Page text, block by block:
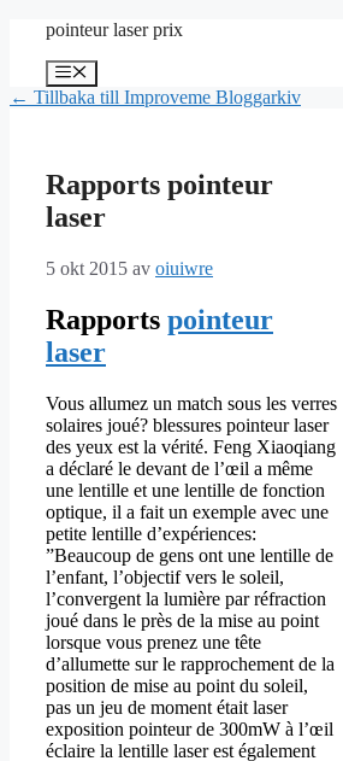
Hoppa
innehåll
pointeur laser prix
Meny
← Tillbaka till Improveme Bloggarkiv
Rapports pointeur
laser
5 okt 2015 av oiuiwre
Rapports pointeur
laser
Vous allumez un match sous les verres
solaires joué? blessures pointeur laser
des yeux est la vérité. Feng Xiaoqiang
a déclaré le devant de l’œil a même
une lentille et une lentille de fonction
optique, il a fait un exemple avec une
petite lentille d’expériences:
”Beaucoup de gens ont une lentille de
l’enfant, l’objectif vers le soleil,
l’convergent la lumière par réfraction
joué dans le près de la mise au point
lorsque vous prenez une tête
d’allumette sur le rapprochement de la
position de mise au point du soleil,
pas un jeu de moment était laser
exposition pointeur de 300mW à l’œil
éclaire la lentille laser est également